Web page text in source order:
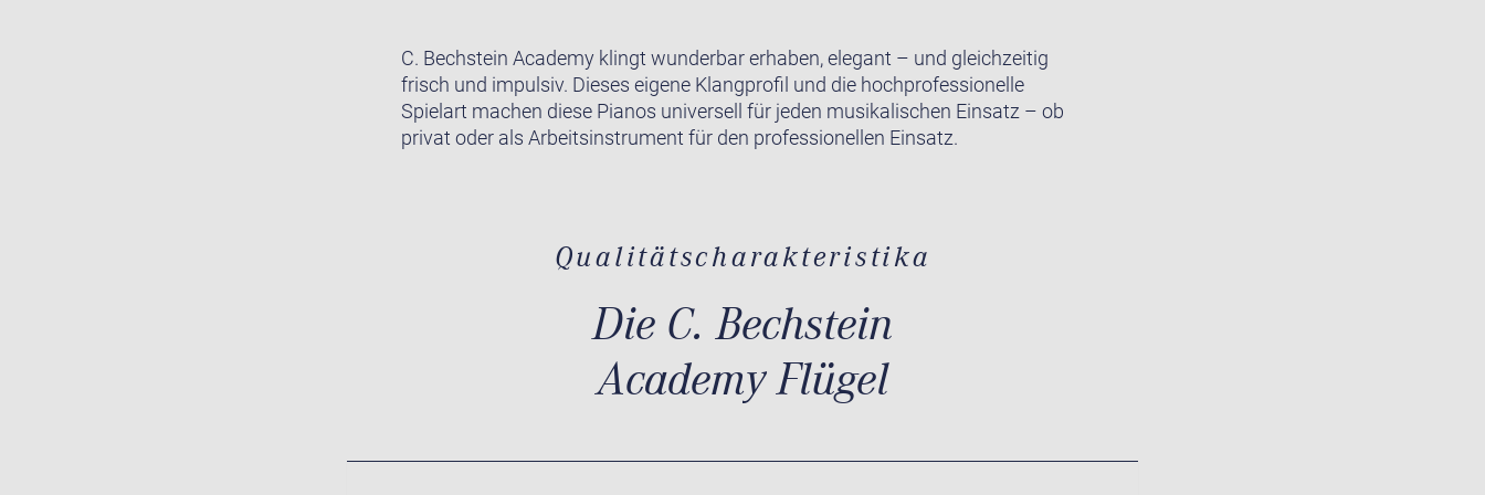
C. Bechstein Academy klingt wunderbar erhaben, elegant – und gleichzeitig
frisch und impulsiv. Dieses eigene Klangprofil und die hochprofessionelle
Spielart machen diese Pianos universell für jeden musikalischen Einsatz – ob
privat oder als Arbeitsinstrument für den professionellen Einsatz.
Qualitätscharakteristika
Die C. Bechstein
Academy Flügel